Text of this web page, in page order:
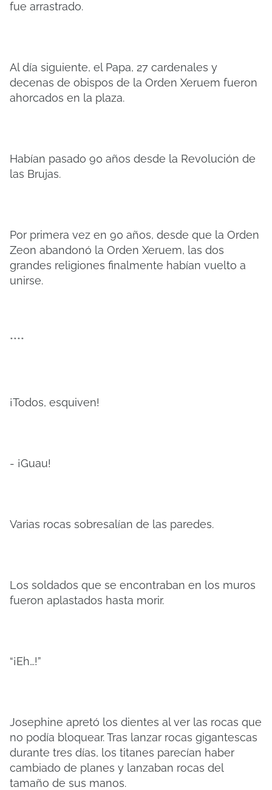
fue arrastrado.
Al día siguiente, el Papa, 27 cardenales y
decenas de obispos de la Orden Xeruem fueron
ahorcados en la plaza.
Habían pasado 90 años desde la Revolución de
las Brujas.
Por primera vez en 90 años, desde que la Orden
Zeon abandonó la Orden Xeruem, las dos
grandes religiones finalmente habían vuelto a
unirse.
****
¡Todos, esquiven!
- ¡Guau!
Varias rocas sobresalían de las paredes.
Los soldados que se encontraban en los muros
fueron aplastados hasta morir.
“¡Eh…!”
Josephine apretó los dientes al ver las rocas que
no podía bloquear. Tras lanzar rocas gigantescas
durante tres días, los titanes parecían haber
cambiado de planes y lanzaban rocas del
tamaño de sus manos.